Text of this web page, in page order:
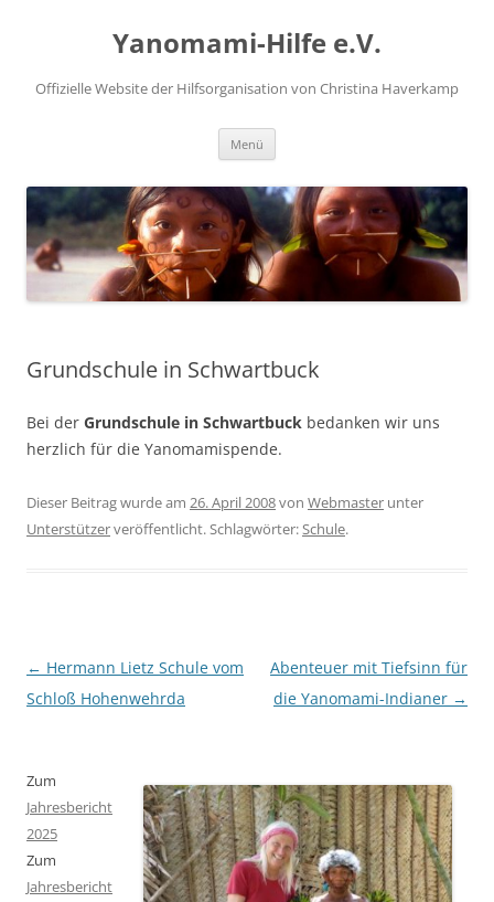
Yanomami-Hilfe e.V.
Offizielle Website der Hilfsorganisation von Christina Haverkamp
Menü
Grundschule in Schwartbuck
Bei der Grundschule in Schwartbuck bedanken wir uns
herzlich für die Yanomamispende.
Dieser Beitrag wurde am 26. April 2008von Webmaster unter
Unterstützerveröffentlicht. Schlagwörter:Schule.
Beitragsnavigation
← Hermann Lietz Schule vom
Schloß Hohenwehrda
Abenteuer mit Tiefsinn für
die Yanomami-Indianer →
Zum
Jahresbericht
2025
Zum
Jahresbericht